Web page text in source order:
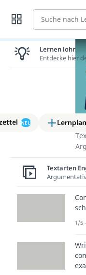
Suche
NEU Lernplan
In
Lernen lohnt
Entdecke hier
Textarten
1/5